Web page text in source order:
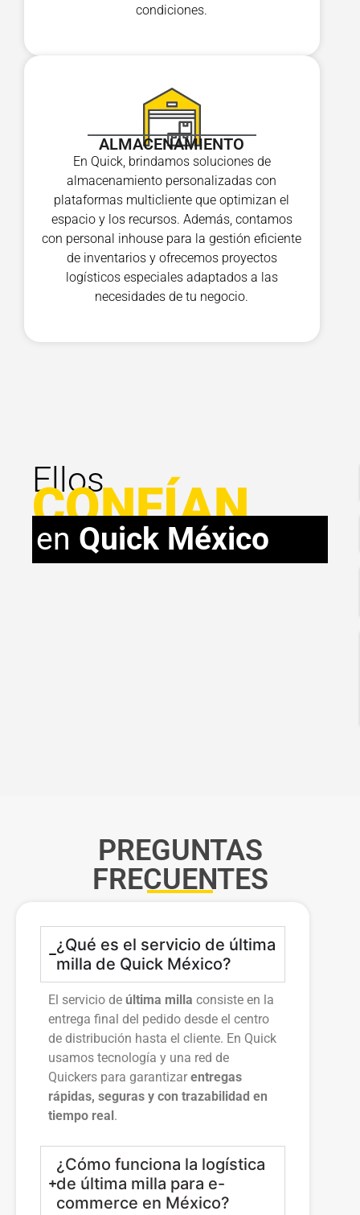
condiciones.
ALMACENAMIENTO
En Quick, brindamos soluciones de
almacenamiento personalizadas con
plataformas multicliente que optimizan el
espacio y los recursos. Además, contamos
con personal inhouse para la gestión eficiente
de inventarios y ofrecemos proyectos
logísticos especiales adaptados a las
necesidades de tu negocio.
Ellos
CONFÍAN
en Quick México
PREGUNTAS
FRECUENTES
¿Qué es el servicio de última
milla de Quick México?
El servicio de última milla consiste en la
entrega final del pedido desde el centro
de distribución hasta el cliente. En Quick
usamos tecnología y una red de
Quickers para garantizar entregas
rápidas, seguras y con trazabilidad en
tiempo real .
¿Cómo funciona la logística
de última milla para e-
commerce en México?